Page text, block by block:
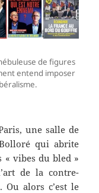
de figures
entend imposer
une salle de
qui abrite
« vibes du bled »
de la contre-
Ou alors c’est le